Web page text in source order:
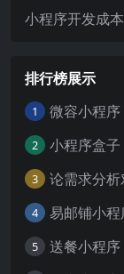
小程序开发成
排行榜展示
1 微容小程序
2 小程序盒子
3 论需求分
4 易邮铺小程
5 送餐小程序